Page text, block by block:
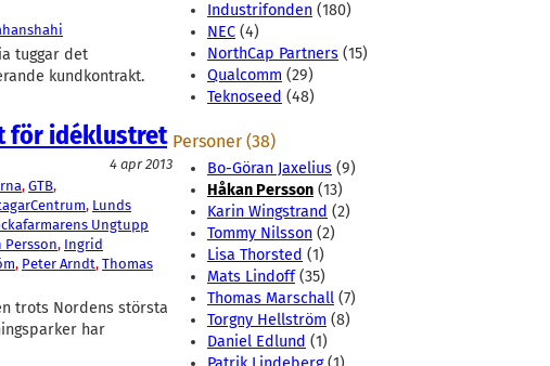
tuggar det
kundkontrakt.
för idéklustret
4 apr 2013
, GTB
, Lunds
Ungtupp
Persson, Ingrid
, Peter Arndt, Thomas
trots Nordens största
har
Industrifonden (180)
NEC (4)
NorthCap Partners (15)
Qualcomm (29)
Teknoseed (48)
Personer (38)
Bo-Göran Jaxelius (9)
Håkan Persson (13)
Karin Wingstrand (2)
Tommy Nilsson (2)
Lisa Thorsted (1)
Mats Lindoff(35)
Thomas Marschall (7)
Torgny Hellström (8)
Daniel Edlund (1)